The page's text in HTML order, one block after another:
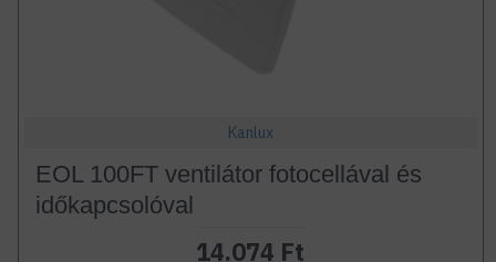
Kanlux
EOL 100FT ventilátor fotocellával és
időkapcsolóval
14.074 Ft